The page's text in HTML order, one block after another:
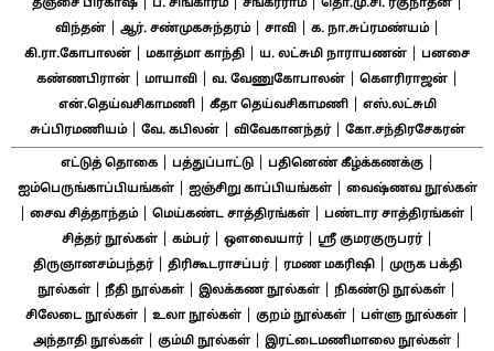
தஞ்சை பிரகாஷ் ப. சிங்காரம் சங்கரராம் தொ.மு.சி. ரகுநாதன்
விந்தன்| ஆர். சண்முகசுந்தரம்| சாவி| க. நா.சுப்ரமண்யம்|
கி.ரா.கோபாலன் மகாத்மா காந்தி ய. லட்சுமி நாராயணன்
பனசை
கண்ணபிரான்| மாயாவி| வ. வேணுகோபாலன்| கௌரிராஜன்|
என்.தெய்வசிகாமணி| கீதா தெய்வசிகாமணி|
எஸ்.லட்சுமி
சுப்பிரமணியம்| வே. கபிலன்| விவேகானந்தர்| கோ.சந்திரசேகரன்
எட்டுத் தொகை| பத்துப்பாட்டு| பதினெண் கீழ்க்கணக்கு|
ஐம்பெருங்காப்பியங்கள்| ஐஞ்சிறு காப்பியங்கள்| வைஷ்ணவ நூல்கள்
சைவ சித்தாந்தம்| மெய்கண்ட சாத்திரங்கள் பண்டார சாத்திரங்கள்
சித்தர் நூல்கள்| கம்பர்| ஔவையார்| ஸ்ரீ குமரகுருபரர்|
திருஞானசம்பந்தர்| திரிகூடராசப்பர்| ரமண மகரிஷி|
முருக பக்தி
நூல்கள்
நீதி நூல்கள் இலக்கண நூல்கள் நிகண்டு நூல்கள்
சிலேடை நூல்கள் உலா நூல்கள் குறம் நூல்கள் பள்ளு நூல்கள்
அந்தாதி நூல்கள்| கும்மி நூல்கள்| இரட்டைமணிமாலை நூல்கள்|